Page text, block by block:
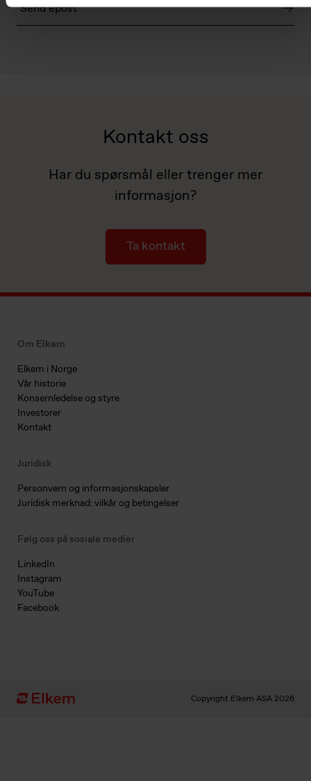
Send epost
Kontakt oss
Har du spørsmål eller trenger mer
informasjon?
Ta kontakt
Om Elkem
Elkem i Norge
Vår historie
Konsernledelse og styre
Investorer
Kontakt
Juridisk
Personvern og informasjonskapsler
Juridisk merknad: vilkår og betingelser
Følg oss på sosiale medier
LinkedIn
Instagram
YouTube
Facebook
Copyright Elkem ASA 2026